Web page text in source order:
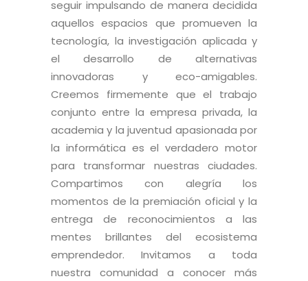
seguir impulsando de manera decidida
aquellos espacios que promueven la
tecnología, la investigación aplicada y
el desarrollo de alternativas
innovadoras y eco-amigables.
Creemos firmemente que el trabajo
conjunto entre la empresa privada, la
academia y la juventud apasionada por
la informática es el verdadero motor
para transformar nuestras ciudades.
Compartimos con alegría los
momentos de la premiación oficial y la
entrega de reconocimientos a las
mentes brillantes del ecosistema
emprendedor. Invitamos a toda
nuestra comunidad a conocer más